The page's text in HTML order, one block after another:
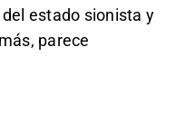
estado sionista y
parece